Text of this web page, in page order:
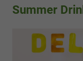
Summer